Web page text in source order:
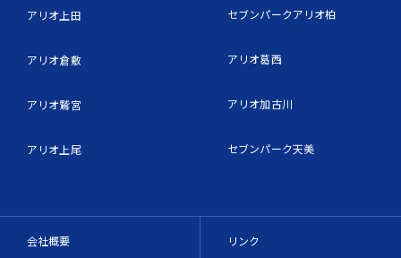
アリオ上田
アリオ倉敷
アリオ鷲宮
アリオ上尾
セブンパークアリオ柏
アリオ葛西
アリオ加古川
セブンパーク天美
会社概要 リンク